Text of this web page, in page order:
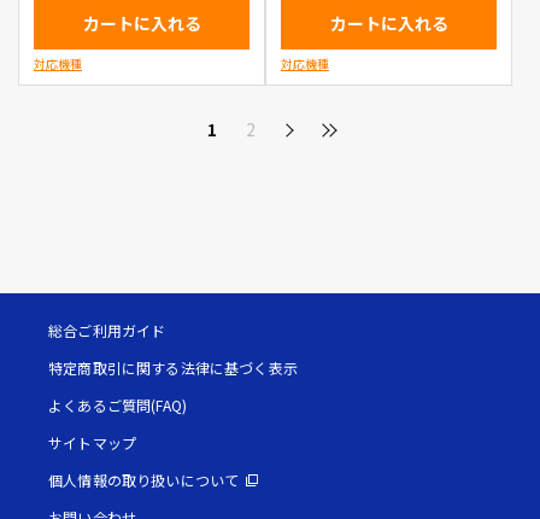
カートに入れる
対応機種
カートに入れる
対応機種
1 2
総合ご利用ガイド
特定商取引に関する法律に基づく表示
よくあるご質問(FAQ)
サイトマップ
個人情報の取り扱いについて